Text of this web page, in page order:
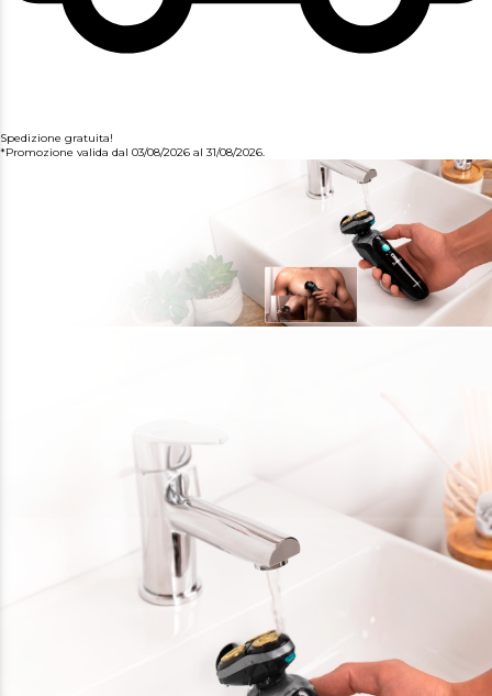
Spedizione gratuita!
*Promozione valida dal 03/08/2026 al 31/08/2026.